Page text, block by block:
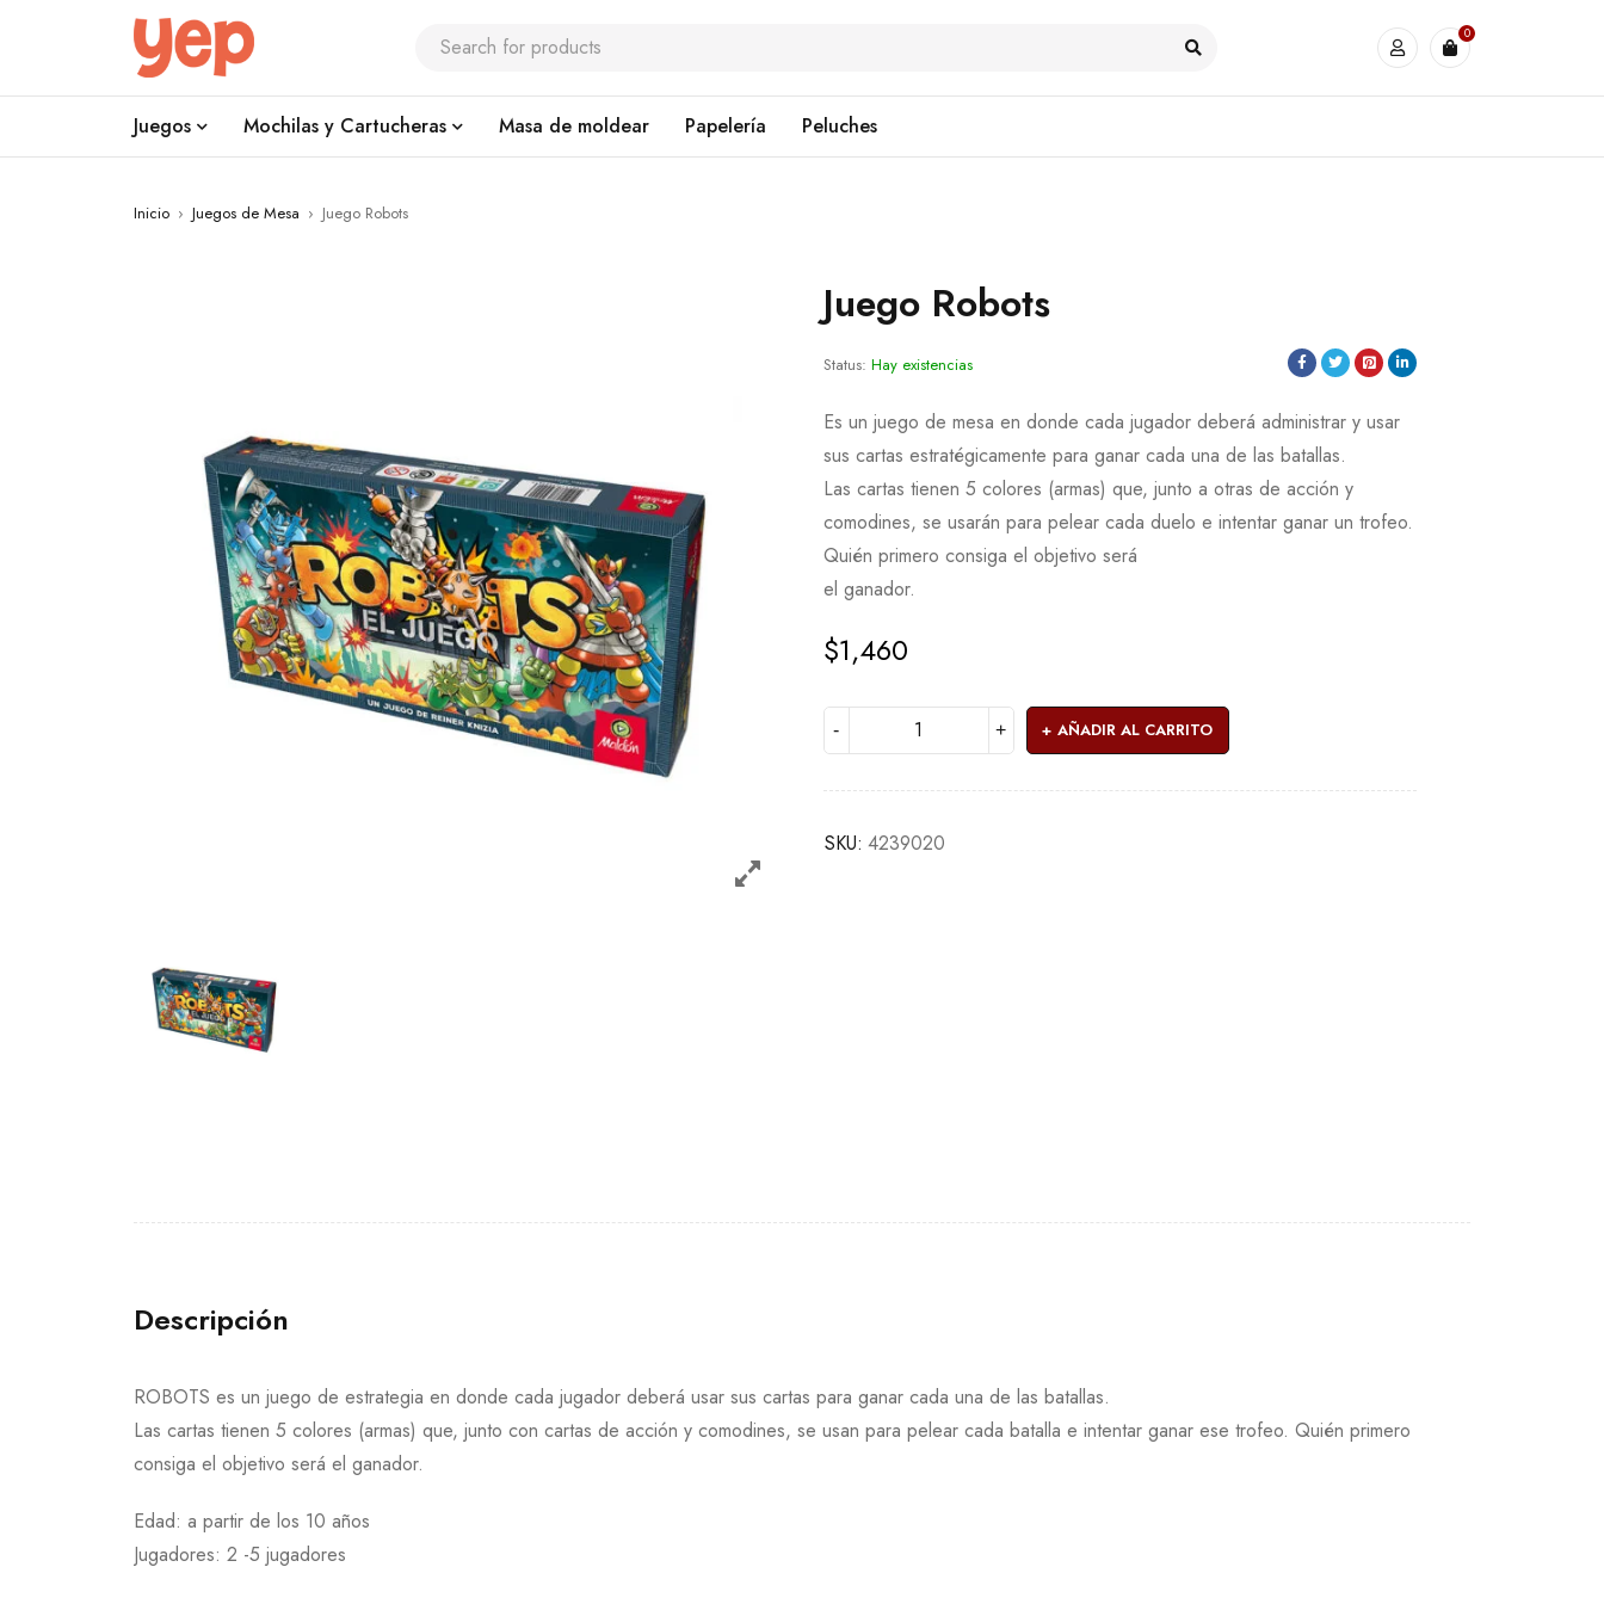
0
Juegos Mochilas y Cartucheras Masa de moldear Papelería Peluches
Inicio › Juegos de Mesa › Juego Robots
Juego Robots
Status: Hay existencias
Es un juego de mesa en donde cada jugador deberá administrar y usar
sus cartas estratégicamente para ganar cada una de las batallas.
Las cartas tienen 5 colores (armas) que, junto a otras de acción y
comodines, se usarán para pelear cada duelo e intentar ganar un trofeo.
Quién primero consiga el objetivo será
el ganador.
$1,460
AÑADIR AL CARRITO
SKU: 4239020
Descripción
ROBOTS es un juego de estrategia en donde cada jugador deberá usar sus cartas para ganar cada una de las batallas.
Las cartas tienen 5 colores (armas) que, junto con cartas de acción y comodines, se usan para pelear cada batalla e intentar ganar ese trofeo. Quién primero
consiga el objetivo será el ganador.
Edad: a partir de los 10 años
Jugadores: 2 -5 jugadores